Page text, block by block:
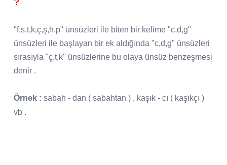
"f,s,t,k,ç,ş,h,p" ünsüzleri ile biten bir kelime "c,d,g"
ünsüzleri ile başlayan bir ek aldığında "c,d,g" ünsüzleri
sırasıyla "ç,t,k" ünsüzlerine bu olaya ünsüz benzeşmesi
denir .
Örnek : sabah - dan ( sabahtan ) , kaşık - cı ( kaşıkçı )
vb .